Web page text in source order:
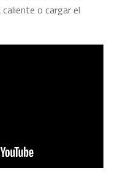
o cargar el